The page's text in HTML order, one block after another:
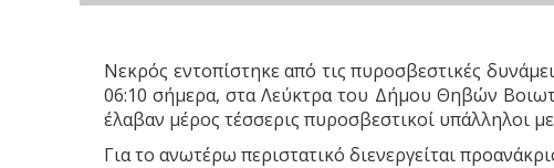
Νεκρός εντοπίστηκε από τις πυροσβεστικές
06:10 σήμερα, στα Λεύκτρα του Δήμου Θηβών
έλαβαν μέρος τέσσερις πυροσβεστικοί υπάλληλοι
Για το ανωτέρω περιστατικό διενεργείται